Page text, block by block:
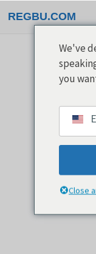
na
REGBU.COM
We've
you
Close